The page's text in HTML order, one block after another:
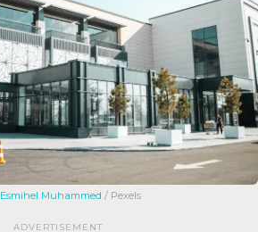
Esmihel Muhammed / Pexels